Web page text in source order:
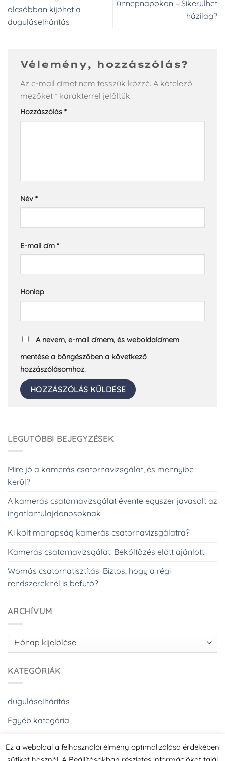
olcsóbban kijöhet a
duguláselhárítás
ünnepnapokon – Sikerülhet
házilag?
Vélemény, hozzászólás?
Az e-mail címet nem tesszük közzé. A kötelező
mezőket * karakterrel jelöltük
Hozzászólás *
Név *
E-mail cím *
Honlap
A nevem, e-mail címem, és weboldalcímem
mentése a böngészőben a következő
hozzászólásomhoz.
LEGUTÓBBI BEJEGYZÉSEK
Mire jó a kamerás csatornavizsgálat, és mennyibe
kerül?
A kamerás csatornavizsgálat évente egyszer javasolt az
ingatlantulajdonosoknak
Ki költ manapság kamerás csatornavizsgálatra?
Kamerás csatornavizsgálat: Beköltözés előtt ajánlott!
Womás csatornatisztítás: Biztos, hogy a régi
rendszereknél is befutó?
ARCHÍVUM
Archívum
KATEGÓRIÁK
duguláselhárítás
Egyéb kategória
Ez a weboldal a felhasználói élmény optimalizálása érdekében